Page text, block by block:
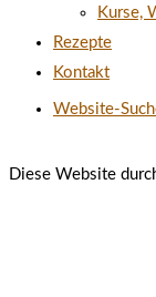
Kurse,
Rezepte
Kontakt
Website-
Diese Website